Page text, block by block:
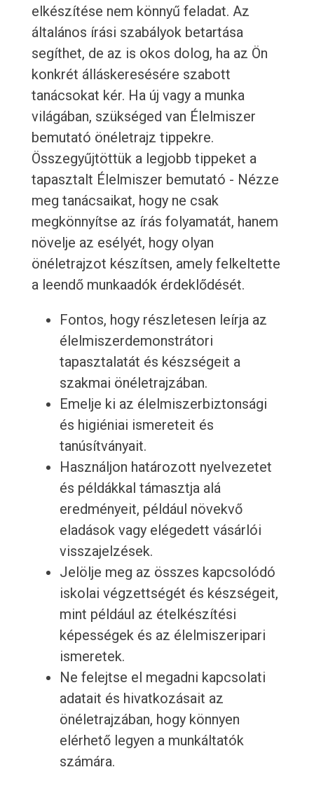
elkészítése nem könnyű feladat. Az
általános írási szabályok betartása
segíthet, de az is okos dolog, ha az Ön
konkrét álláskeresésére szabott
tanácsokat kér. Ha új vagy a munka
világában, szükséged van Élelmiszer
bemutató önéletrajz tippekre.
Összegyűjtöttük a legjobb tippeket a
tapasztalt Élelmiszer bemutató - Nézze
meg tanácsaikat, hogy ne csak
megkönnyítse az írás folyamatát, hanem
növelje az esélyét, hogy olyan
önéletrajzot készítsen, amely felkeltette
a leendő munkaadók érdeklődését.
Fontos, hogy részletesen leírja az
élelmiszerdemonstrátori
tapasztalatát és készségeit a
szakmai önéletrajzában.
Emelje ki az élelmiszerbiztonsági
és higiéniai ismereteit és
tanúsítványait.
Használjon határozott nyelvezetet
és példákkal támasztja alá
eredményeit, például növekvő
eladások vagy elégedett vásárlói
visszajelzések.
Jelölje meg az összes kapcsolódó
iskolai végzettségét és készségeit,
mint például az ételkészítési
képességek és az élelmiszeripari
ismeretek.
Ne felejtse el megadni kapcsolati
adatait és hivatkozásait az
önéletrajzában, hogy könnyen
elérhető legyen a munkáltatók
számára.